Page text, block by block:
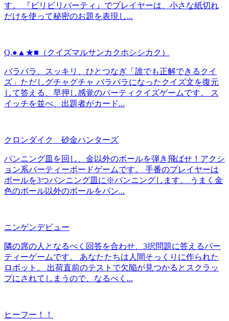
す。 『ビリビリパーティ』でプレイヤーは、小さな紙切れ
だけを使って秘密のお題を表現し...
Q.●▲★■（クイズマルサンカクホシシカク）
バラバラ、スッキリ、ひとつなぎ「誰でも正解できるクイ
ズ」ただしグチャグチャ バラバラになったクイズ文を復元
して答える、早押し感覚のパーティクイズゲームです。 ス
イッチを並べ、出題者がカード...
クロンダイク 砂金ハンターズ
パンニング皿を回し、金以外のボールを弾き飛ばせ！アクシ
ョン系パーティーボードゲームです。 手番のプレイヤーは
ボールを3つパンニング皿に※パンニングします。 うまく金
色のボール以外のボールをパン...
ニンゲンデビュー
隣の席の人となるべく回答を合わせ、3択問題に答えるパー
ティーゲームです。 あなたたちは人間そっくりに作られた
ロボット。 出荷直前のテストで欠陥が見つかるとスクラッ
プにされてしまうので、なるべく...
ヒーフー！！